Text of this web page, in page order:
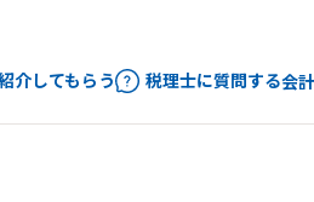
介してもらう 税理士に質問する会